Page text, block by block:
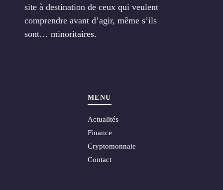
site à destination de ceux qui veulent
comprendre avant d’agir, même s’ils
sont… minoritaires.
MENU
Actualités
Finance
Cryptomonnaie
Contact